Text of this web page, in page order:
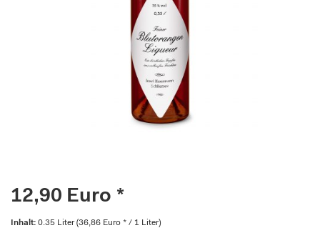
12,90 Euro *
Inhalt: 0.35 Liter (36,86 Euro * / 1 Liter)